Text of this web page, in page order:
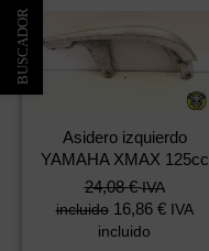
Asidero izquierdo
YAMAHA XMAX 125cc
24,08€ IVA
incluido 16,86 € IVA
incluido